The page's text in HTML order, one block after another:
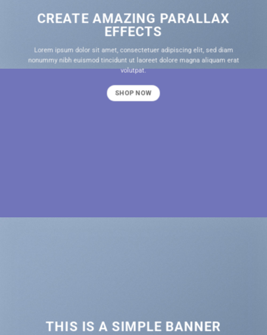
CREATE AMAZING PARALLAX
EFFECTS
Lorem ipsum dolor sit amet, consectetuer adipiscing elit, sed diam
nonummy nibh euismod tincidunt ut laoreet dolore magna aliquam erat
volutpat.
SHOP NOW
THIS IS A SIMPLE BANNER